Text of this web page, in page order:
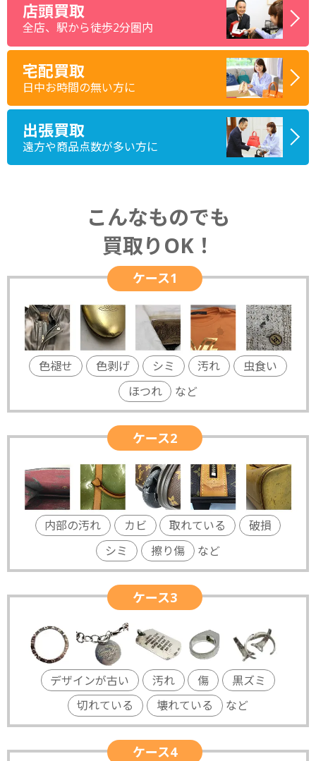
店頭買取
全店、駅から徒歩2分圏内
宅配買取
日中お時間の無い方に
出張買取
遠方や商品点数が多い方に
こんなものでも
買取りOK！
ケース1
色褪せ 色剥げ シミ 汚れ
虫食い
ほつれ
など
ケース2
内部の汚れ カビ 取れている
破損
シミ
擦り傷 など
ケース3
デザインが古い 汚れ 傷
黒ズミ
切れている
壊れている など
ケース4